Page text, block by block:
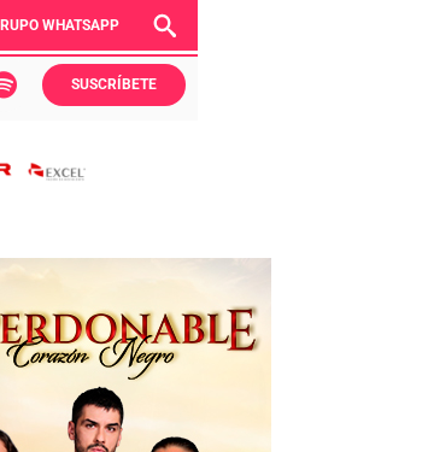
WHATSAPP
SUSCRÍBETE